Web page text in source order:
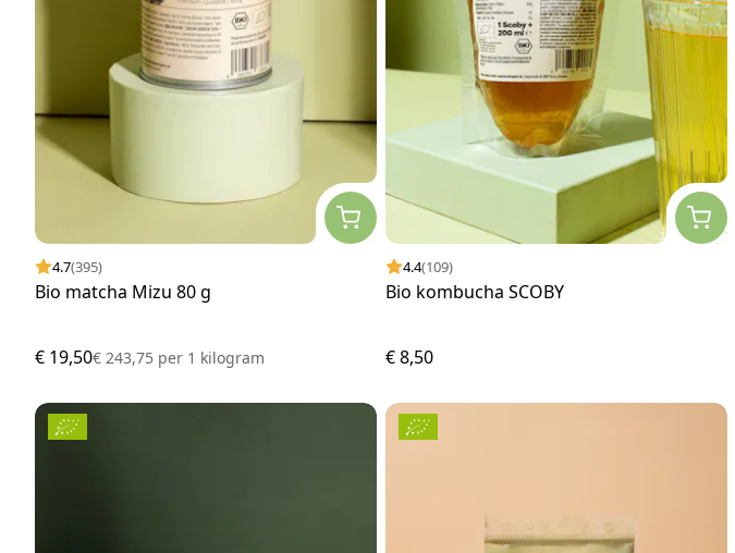
4.7(395)
Bio matcha Mizu 80 g
€ 19,50€ 243,75 per 1 kilogram
4.4(109)
Bio kombucha SCOBY
€ 8,50